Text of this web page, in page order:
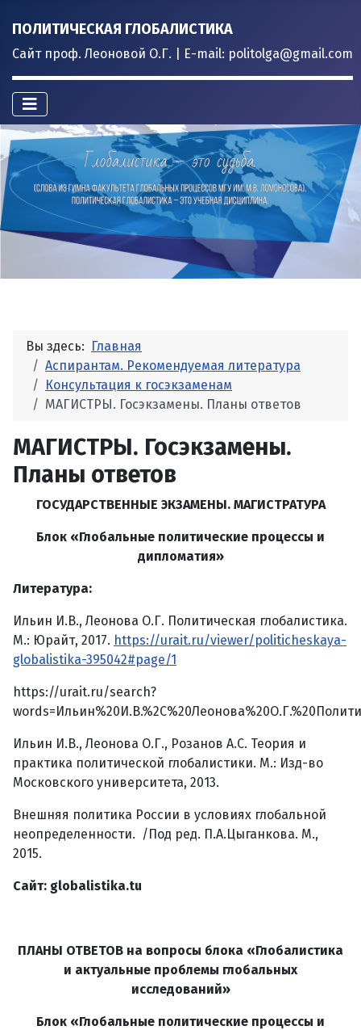
ПОЛИТИЧЕСКАЯ ГЛОБАЛИСТИКА
Сайт проф. Леоновой О.Г. | E-mail: politolga@gmail.com
Вы здесь: Главная
Аспирантам. Рекомендуемая литература
Консультация к госэкзаменам
МАГИСТРЫ. Госэкзамены. Планы ответов
МАГИСТРЫ. Госэкзамены.
Планы ответов
ГОСУДАРСТВЕННЫЕ ЭКЗАМЕНЫ. МАГИСТРАТУРА
Блок «Глобальные политические процессы и
дипломатия»
Литература:
Ильин И.В., Леонова О.Г. Политическая глобалистика.
М.: Юрайт, 2017. https://urait.ru/viewer/politicheskaya-
globalistika-395042#page/1
https://urait.ru/search?
Ильин И.В., Леонова О.Г., Розанов А.С. Теория и
практика политической глобалистики. М.: Изд-во
Московского университета, 2013.
Внешняя политика России в условиях глобальной
неопределенности. /Под ред. П.А.Цыганкова. М.,
2015.
Сайт: globalistika.tu
ПЛАНЫ ОТВЕТОВ на вопросы блока «Глобалистика
и актуальные проблемы глобальных
исследований»
Блок «Глобальные политические процессы и